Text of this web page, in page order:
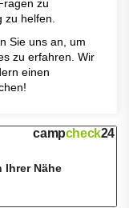
zu
helfen.
Sie uns an, um
zu erfahren. Wir
einen
campcheck24
Ihrer Nähe